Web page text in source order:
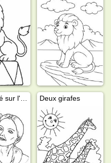
Deux girafes